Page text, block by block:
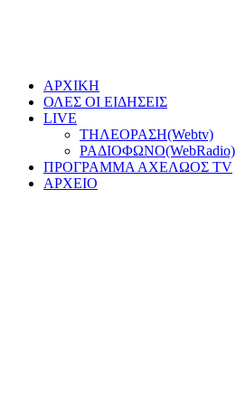
ΑΡΧΙΚΗ
ΟΛΕΣ ΟΙ ΕΙΔΗΣΕΙΣ
LIVE
ΤΗΛΕΟΡΑΣΗ(Webtv)
ΡΑΔΙΟΦΩΝΟ(WebRadio)
ΠΡΟΓΡΑΜΜΑ ΑΧΕΛΩΟΣ TV
ΑΡΧΕΙΟ